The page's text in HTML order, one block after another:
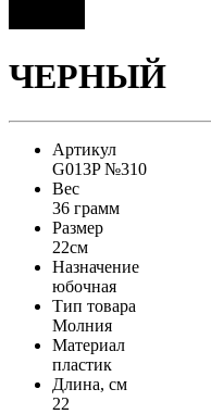
ЧЕРНЫЙ
Артикул
G013P №310
Вес
36 грамм
Размер
22см
Назначение
юбочная
Тип товара
Молния
Материал
пластик
Длина, см
22